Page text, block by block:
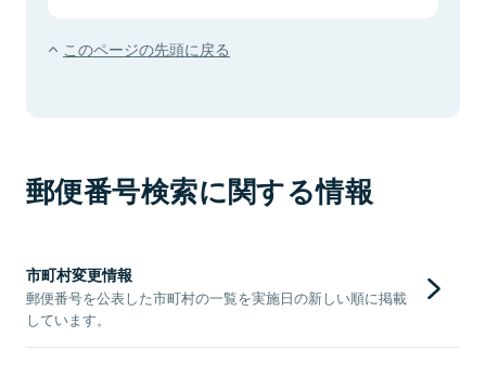
このページの先頭に戻る
郵便番号検索に関する情報
市町村変更情報
郵便番号を公表した市町村の一覧を実施日の新しい順に掲載
しています。